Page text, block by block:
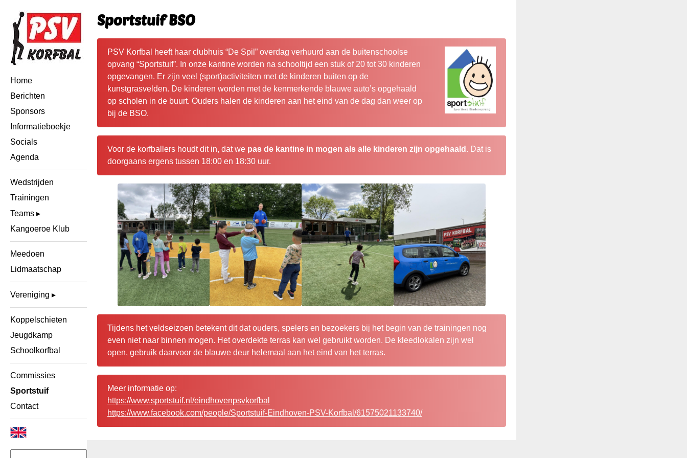
Home
Berichten
Sponsors
Informatieboekje
Socials
Agenda
Wedstrijden
Trainingen
Teams
Kangoeroe Klub
Meedoen
Lidmaatschap
Vereniging
Koppelschieten
Jeugdkamp
Schoolkorfbal
Commissies
Sportstuif
Contact
Sportstuif BSO
PSV Korfbal heeft haar clubhuis “De Spil” overdag verhuurd aan de buitenschoolse
opvang “Sportstuif”. In onze kantine worden na schooltijd een stuk of 20 tot 30 kinderen
opgevangen. Er zijn veel (sport)activiteiten met de kinderen buiten op de
kunstgrasvelden. De kinderen worden met de kenmerkende blauwe auto’s opgehaald
op scholen in de buurt. Ouders halen de kinderen aan het eind van de dag dan weer op
bij de BSO.
Voor de korfballers houdt dit in, dat we pas de kantine in mogen als alle kinderen zijn opgehaald . Dat is
doorgaans ergens tussen 18:00 en 18:30 uur.
Tijdens het veldseizoen betekent dit dat ouders, spelers en bezoekers bij het begin van de trainingen nog
even niet naar binnen mogen. Het overdekte terras kan wel gebruikt worden. De kleedlokalen zijn wel
open, gebruik daarvoor de blauwe deur helemaal aan het eind van het terras.
Meer informatie op:
https://www.sportstuif.nl/eindhovenpsvkorfbal
https://www.facebook.com/people/Sportstuif-Eindhoven-PSV-Korfbal/61575021133740/